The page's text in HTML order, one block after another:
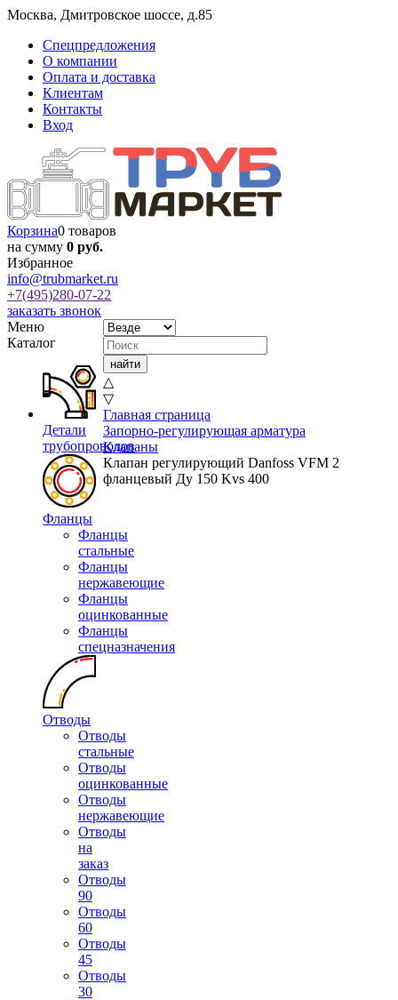
Москва, Дмитровское шоссе, д.85
Спецпредложения
О компании
Оплата и доставка
Клиентам
Контакты
Вход
Корзина0 товаров
на сумму 0 руб.
Избранное
info@trubmarket.ru
+7(495)280-07-22
заказать звонок
Меню
Каталог
Детали
трубопроводов
Фланцы
Фланцы
стальные
Фланцы
нержавеющие
Фланцы
оцинкованные
Фланцы
спецназначения
Отводы
Отводы
стальные
Отводы
оцинкованные
Отводы
нержавеющие
Отводы
на
заказ
Отводы
90
Отводы
60
Отводы
45
Отводы
30
△
▽
Главная страница
Запорно-регулирующая арматура
Клапаны
Клапан регулирующий Danfoss VFM 2
фланцевый Ду 150 Kvs 400